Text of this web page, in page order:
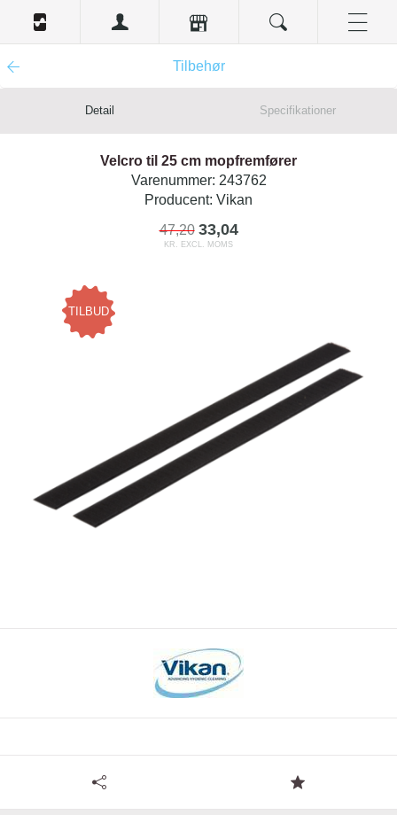
Tilbehør
Detail Specifikationer
Velcro til 25 cm mopfremfører
Varenummer: 243762
Producent: Vikan
47,20 33,04
KR. EXCL. MOMS
TILBUD
Tilgængelige specifikationer for Velcro til 25 cm